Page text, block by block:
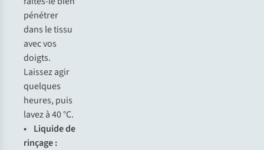
pénétrer
dans letissu
avecvos
doigts.
Laissezagir
quelques
heures,puis
lavezà 40°C.
• Liquidede
rinçage: